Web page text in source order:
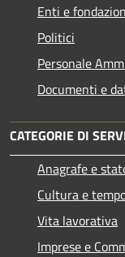
Enti e
Politici
Personale
Documenti e
CATEGORIE DI
Anagrafe e
Cultura e
Vita lavorativa
Imprese e